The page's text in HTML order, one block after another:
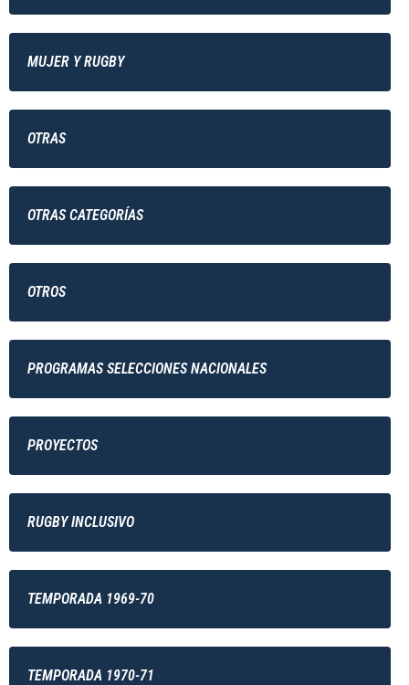
MUJER Y RUGBY
OTRAS
OTRAS CATEGORÍAS
OTROS
PROGRAMAS SELECCIONES NACIONALES
PROYECTOS
RUGBY INCLUSIVO
TEMPORADA 1969-70
TEMPORADA 1970-71